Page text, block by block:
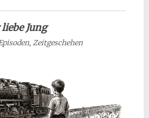
liebe Jung
Zeitgeschehen